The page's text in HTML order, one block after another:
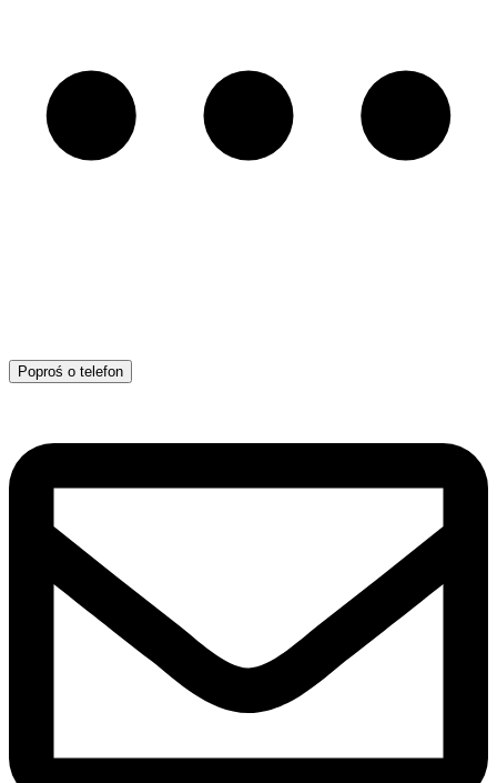
Poproś o telefon